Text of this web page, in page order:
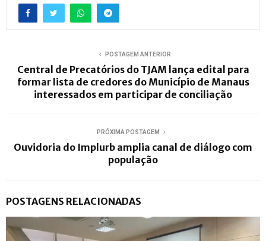
POSTAGEM ANTERIOR
Central de Precatórios do TJAM lança edital para
formar lista de credores do Município de Manaus
interessados em participar de conciliação
PRÓXIMA POSTAGEM
Ouvidoria do Implurb amplia canal de diálogo com
população
POSTAGENS RELACIONADAS